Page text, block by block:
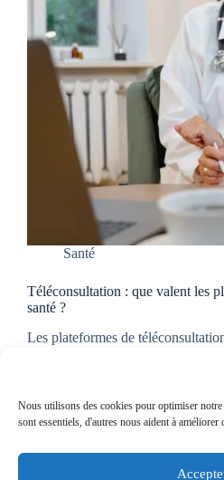
Nous utilisons des cookies pour optimiser
sont essentiels, d'autres nous aident à améliorer
Santé
Téléconsultation : que valent les
santé ?
Les plateformes de
sans rendez-vous, même à la
Actuellement, les